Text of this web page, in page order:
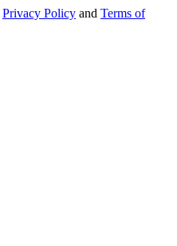
Privacy Policy and Terms of